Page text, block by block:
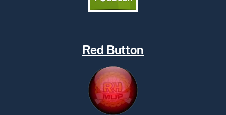
Red Button